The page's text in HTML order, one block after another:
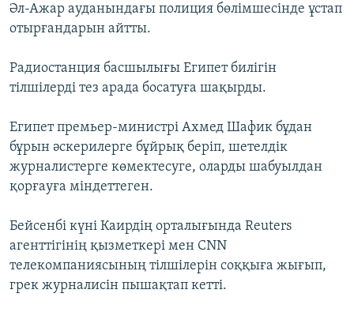
ЖАЗЫЛЫҢЫЗ
Әл-Ажар ауданындағы полиция бөлімшесінде ұстап
отырғандарын айтты.
Радиостанция басшылығы Египет билігін
тілшілерді тез арада босатуға шақырды.
Египет премьер-министрі Ахмед Шафик бұдан
бұрын әскерилерге бұйрық беріп, шетелдік
журналистерге көмектесуге, оларды шабуылдан
қорғауға міндеттеген.
Бейсенбі күні Каирдің орталығында Reuters
агенттігінің қызметкері мен CNN
телекомпаниясының тілшілерін соққыға жығып,
грек журналисін пышақтап кетті.